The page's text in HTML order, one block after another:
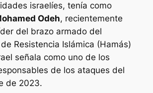
israelíes, tenía como
Odeh, recientemente
del brazo armado del
Resistencia Islámica (Hamás)
señala como uno de los
de los ataques del
de 2023.